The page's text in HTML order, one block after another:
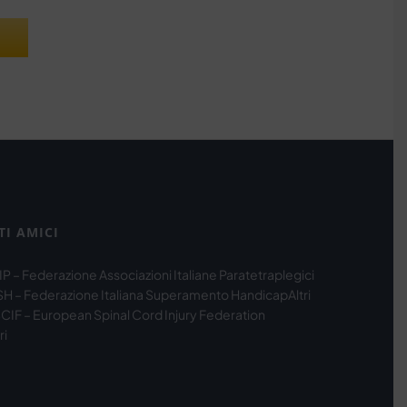
AMICI
– Federazione Associazioni Italiane Paratetraplegici
– Federazione Italiana Superamento HandicapAltri
– European Spinal Cord Injury Federation